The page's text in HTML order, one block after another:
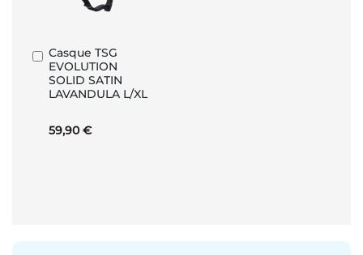
Casque TSG
EVOLUTION
SOLID SATIN
LAVANDULA L/XL
59,90 €
Ajouter
au
panier